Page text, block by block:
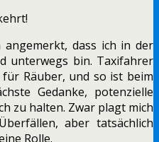
angemerkt, dass ich in der
unterwegs bin. Taxifahrer
Räuber, und so ist beim
Gedanke, potenzielle
zu halten. Zwar plagt mich
aber tatsächlich
Rolle.